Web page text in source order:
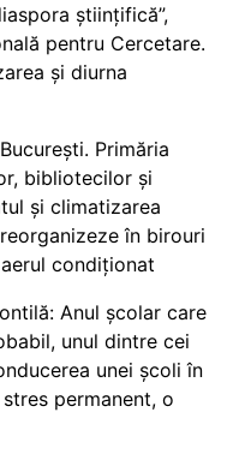
științifică”,
pentru Cercetare.
și diurna
Primăria
bibliotecilor și
și climatizarea
în birouri
condiționat
Anul școlar care
unul dintre cei
unei școli în
permanent, o